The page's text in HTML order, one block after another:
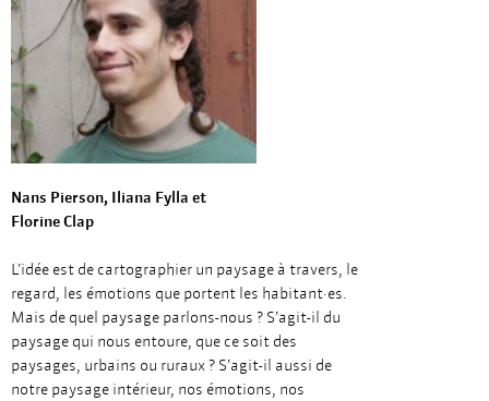
Nans Pierson, Iliana Fylla et
Florine Clap
L’idée est de cartographier un paysage à travers, le
regard, les émotions que portent les habitant·es.
Mais de quel paysage parlons-nous ? S’agit-il du
paysage qui nous entoure, que ce soit des
paysages, urbains ou ruraux ? S’agit-il aussi de
notre paysage intérieur, nos émotions, nos